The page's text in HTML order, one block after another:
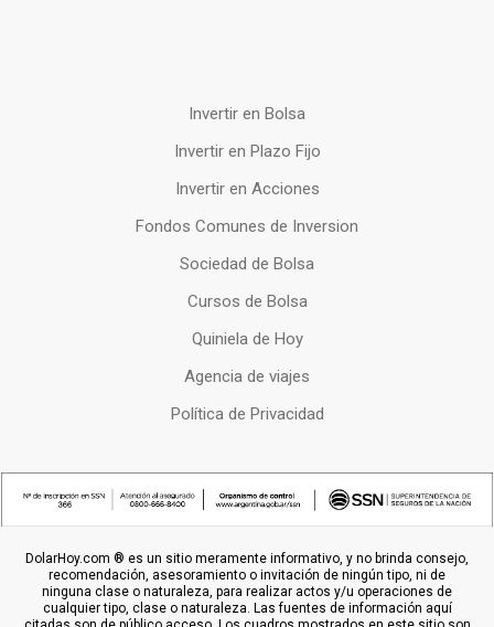
Invertir en Bolsa
Invertir en Plazo Fijo
Invertir en Acciones
Fondos Comunes de Inversion
Sociedad de Bolsa
Cursos de Bolsa
Quiniela de Hoy
Agencia de viajes
Política de Privacidad
DolarHoy.com ® es un sitio meramente informativo, y no brinda consejo,
recomendación, asesoramiento o invitación de ningún tipo, ni de
ninguna clase o naturaleza, para realizar actos y/u operaciones de
cualquier tipo, clase o naturaleza. Las fuentes de información aquí